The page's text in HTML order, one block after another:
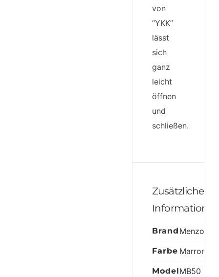
von
“YKK”
lässt
sich
ganz
leicht
öffnen
und
schließen.
Zusätzliche
Brand Menzo
Farbe Marrone
ModelMB50